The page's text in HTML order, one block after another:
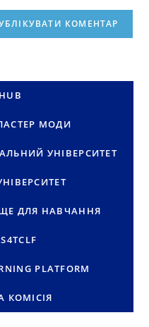
МОДИ
УНІВЕРСИТЕТ
ДЛЯ НАВЧАННЯ
PLATFORM